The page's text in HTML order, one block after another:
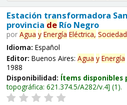
Estación transformadora
provincia deRío Negro
por Agua y Energía Eléctrica, Sociedad
Idioma: Español
Editor: Buenos Aires: Agua y Energía
1988
Disponibilidad: Ítems disponibles
topográfica: 621.374.5/A282/v.4 (1).